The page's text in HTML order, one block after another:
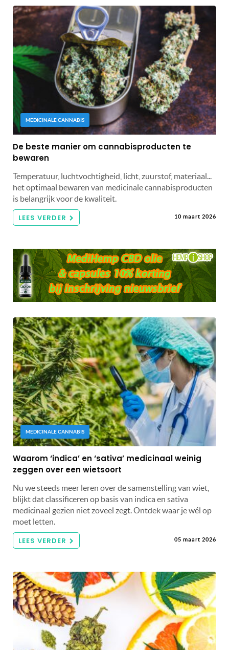
MEDICINALE CANNABIS
De beste manier om cannabisproducten te
bewaren
Temperatuur, luchtvochtigheid, licht, zuurstof, materiaal...
het optimaal bewaren van medicinale cannabisproducten
is belangrijk voor de kwaliteit.
LEES VERDER 10 maart 2026
MEDICINALE CANNABIS
Waarom ‘indica’ en ‘sativa’ medicinaal weinig
zeggen over een wietsoort
Nu we steeds meer leren over de samenstelling van wiet,
blijkt dat classificeren op basis van indica en sativa
medicinaal gezien niet zoveel zegt. Ontdek waar je wél op
moet letten.
LEES VERDER 05 maart 2026